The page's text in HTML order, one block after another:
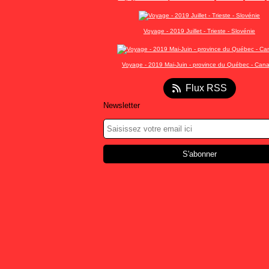
Voyage - 2019 Juillet - Trieste - Slovénie
Voyage - 2019 Mai-Juin - province du Québec -
Flux RSS
Newsletter